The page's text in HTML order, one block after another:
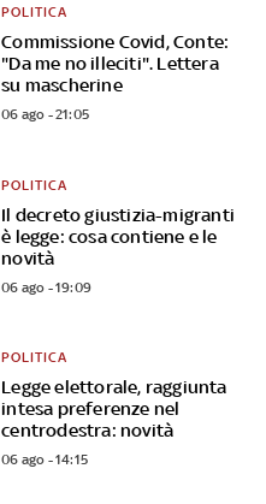
Commissione Covid, Conte:
"Da me no illeciti". Lettera
su mascherine
POLITICA
06 ago - 21:05
Il decreto giustizia-migranti
è legge: cosa contiene e le
novità
POLITICA
06 ago - 19:09
Legge elettorale, raggiunta
intesa preferenze nel
centrodestra: novità
POLITICA
06 ago - 14:15